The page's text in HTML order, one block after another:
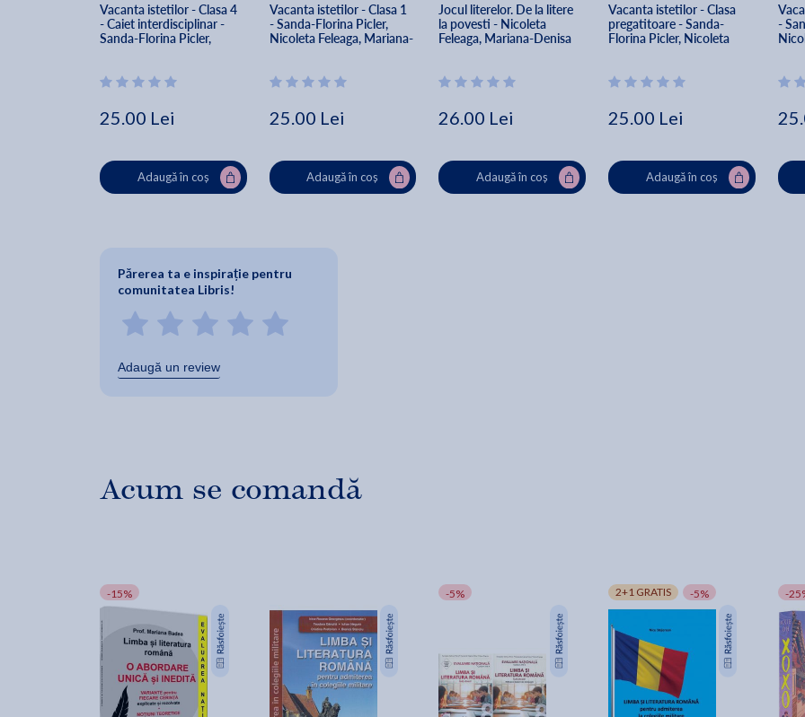
Vacanta istetilor - Clasa 4
- Caiet interdisciplinar -
Sanda-Florina Picler,
25.00 Lei
Adaugă în coș
Vacanta istetilor - Clasa 1
- Sanda-Florina Picler,
Nicoleta Feleaga, Mariana-
25.00 Lei
Adaugă în coș
Jocul literelor. De la litere
la povesti - Nicoleta
Feleaga, Mariana-Denisa
26.00 Lei
Adaugă în coș
Vacanta istetilor - Clasa
pregatitoare - Sanda-
Florina Picler, Nicoleta
25.00 Lei
Adaugă în coș
-
Părerea ta e inspirație pentru
comunitatea Libris!
Adaugă un review
Acum se comandă
-15% -5% 2+1 GRATIS -5% -